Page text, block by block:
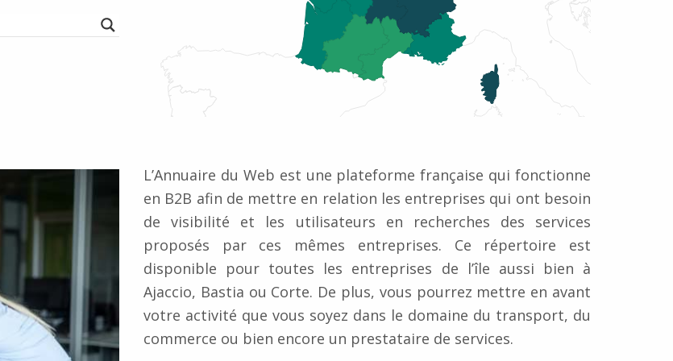
L’Annuaire du Web est une plateforme française qui fonctionne
en B2B afin de mettre en relation les entreprises qui ont besoin
de visibilité et les utilisateurs en recherches des services
proposés par ces mêmes entreprises. Ce répertoire est
disponible pour toutes les entreprises de l’île aussi bien à
Ajaccio, Bastia ou Corte. De plus, vous pourrez mettre en avant
votre activité que vous soyez dans le domaine du transport, du
commerce ou bien encore un prestataire de services.